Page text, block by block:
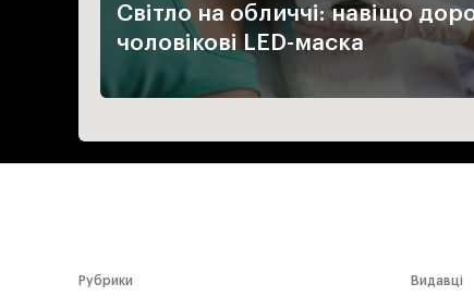
Світло на обличчі: навіщо
чоловікові LED-маска
Рубрики Видавці